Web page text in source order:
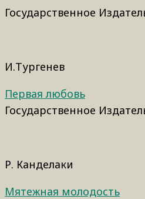
Государственное
И.Тургенев
Первая любовь
Государственное
Р. Канделаки
Мятежная молодость